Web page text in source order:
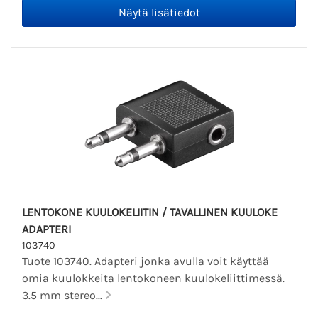
LENTOKONE KUULOKELIITIN / TAVALLINEN KUULOKE
ADAPTERI
103740
Tuote 103740. Adapteri jonka avulla voit käyttää
omia kuulokkeita lentokoneen kuulokeliittimessä.
3.5 mm stereo...